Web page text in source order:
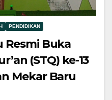
PENDIDIKAN
Resmi Buka
(STQ) ke-13
Mekar Baru